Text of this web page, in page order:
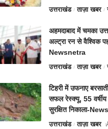
उत्तराखंड ताज़ा खबर
अहमदाबाद में चमका
अल्ट्रा रन से वैश्विक
Newsnetra
उत्तराखंड ताज़ा खबर
टिहरी में उफनाए
सफल रेस्क्यू, 55 वर्षीय
सुरक्षित निकाला-
उत्तराखंड ताज़ा खबर